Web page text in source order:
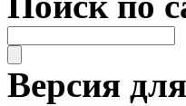
Версия